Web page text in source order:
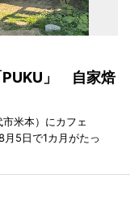
PUKU」 自家焙
米本）にカフェ
月5日で1カ月がたっ